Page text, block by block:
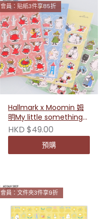
會員：貼紙3件享85折
Hallmark x Moomin 姆
明My little something系
列立體貼紙
HKD $49.00
預購
會員：文件夾3件享9折